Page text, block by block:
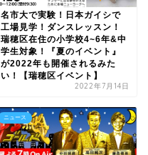
名市大で実験！日本ガイシで
工場見学！ダンスレッスン！
瑞穂区在住の小学校4~6年&中
学生対象！『夏のイベント』
が2022年も開催されるみた
い！【瑞穂区イベント】
2022年7月14日
ニュース